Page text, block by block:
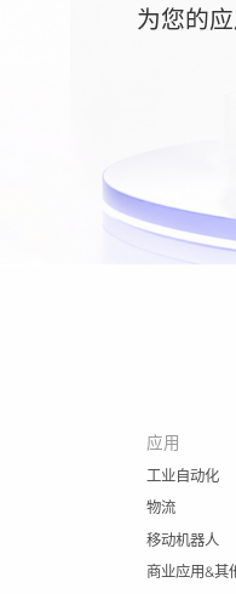
为您的
应用
工业自动化
物流
移动机器人
商业应用&其